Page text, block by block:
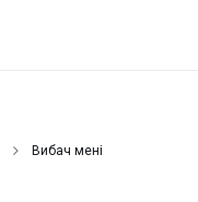
Вибач мені